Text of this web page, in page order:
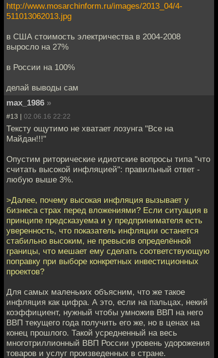
http://www.mosarchinform.ru/images/2013_04/4-
511013062013.jpg
в США стоимость электричества в 2004-2008
выросло на 27%
в России на 100%
делай выводы сам
max_1986 »
#13 | 02.06.16 22:22
Тексту ощутимо не хватает лозунга "Все на
Майдан!!!"
Опустим риторические идиотские вопросы типа "что
считать высокой инфляцией": правильный ответ -
любую выше 3%.
>Далее, почему высокая инфляция вызывает у
бизнеса страх перед вложениями? Если ситуация в
принципе предсказуема и у предпринимателя есть
уверенность, что показатель инфляции останется
стабильно высоким, не превысив определённой
границы, что мешает ему сделать соответствующую
поправку при выборе конкретных инвестиционных
проектов?
Для самых маленьких объясним, что же такое
инфляция как цифра. А это, если на пальцах, некий
коэффициент, нужный чтобы умножив ВВП на него
ВВП текущего года получить его же, но в ценах на
конец прошлого. Такой усредненный на весь
многотриллионный ВВП России уровень удорожения
товаров и услуг произведенных в стране.